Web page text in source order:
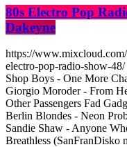
80s Electro Pop
Dakeyne
https://
electro-pop-radio-show-
Shop Boys - One More
Giorgio Moroder - From
Other Passengers Fad
Berlin Blondes - Neon
Sandie Shaw - Anyone
Breathless